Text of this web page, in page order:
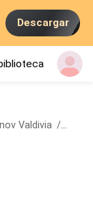
Descargar
Valdivia /